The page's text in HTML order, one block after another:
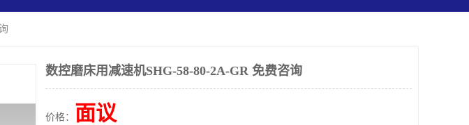
数控磨床用减速机SHG-58-80-2A-GR 免费咨询
价格： 面议